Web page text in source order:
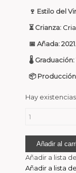
🍷 Estilo del
⏳ Crianza:
📅 Añada:2021
🌡️ Graduación:
📦
Hay existencias
Itsasmendi
Leioa
2021
Txakolí
Añadir al
Añadir a lista
Añadir a lista